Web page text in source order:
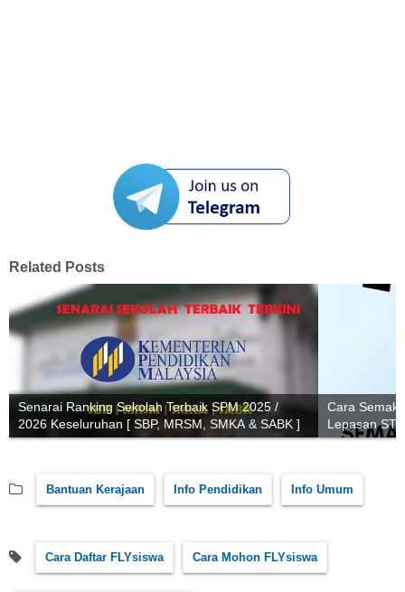
Related Posts
Senarai Ranking Sekolah Terbaik SPM 2025 /
2026 Keseluruhan [ SBP, MRSM, SMKA & SABK ]
Cara
Lepasan
Bantuan Kerajaan Info Pendidikan Info Umum
Cara Daftar FLYsiswa Cara Mohon FLYsiswa